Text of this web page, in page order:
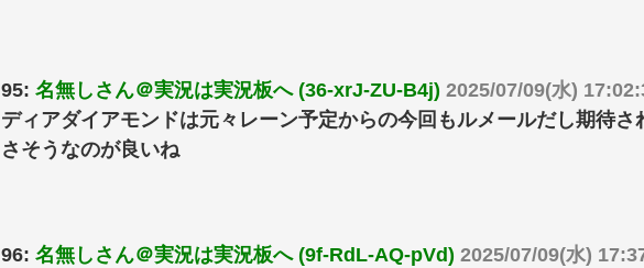
95: 名無しさん＠実況は実況板へ (36-xrJ-ZU-B4j) 2025/07/09(水)
ディアダイアモンドは元々レーン予定からの今回もルメールだし期待さ
さそうなのが良いね
96: 名無しさん＠実況は実況板へ (9f-RdL-AQ-pVd) 2025/07/09(水)